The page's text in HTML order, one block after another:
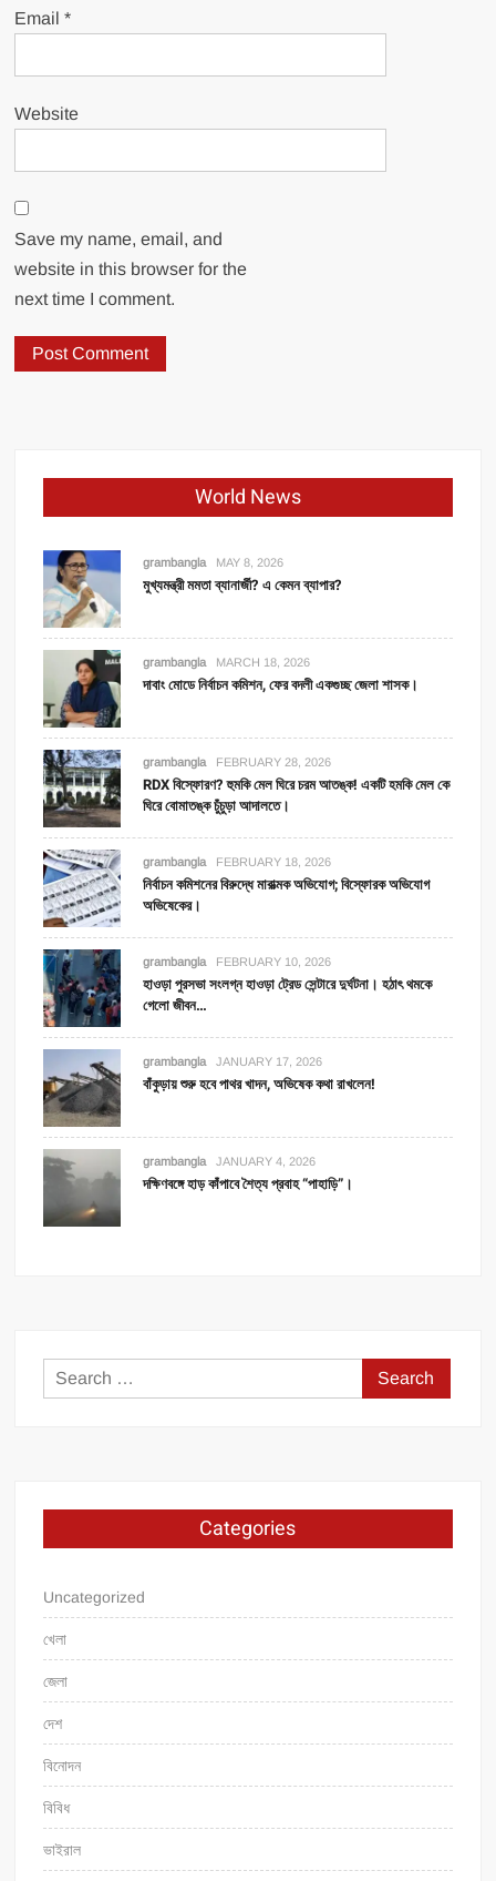
Email*
Website
Save my name, email, and
website in this browser for the
next time I comment.
World News
grambangla MAY 8, 2026
মুখ্যমন্ত্রী মমতা ব্যানার্জী? এ কেমন ব্যাপার?
grambangla MARCH 18, 2026
দাবাং মোডে নির্বাচন কমিশন, ফের বদলী একগুচ্ছ জেলা শাসক।
grambangla FEBRUARY 28, 2026
RDX বিস্ফোরণ? হুমকি মেল ঘিরে চরম আতঙ্ক! একটি হমকি মেল কে
ঘিরে বোমাতঙ্ক চুঁচুড়া আদালতে।
grambangla FEBRUARY 18, 2026
নির্বাচন কমিশনের বিরুদ্ধে মারাত্মক অভিযোগ; বিস্ফোরক অভিযোগ
অভিষেকের।
grambangla FEBRUARY 10, 2026
হাওড়া পুরসভা সংলগ্ন হাওড়া ট্রেড সেন্টারে দুর্ঘটনা। হঠাৎ থমকে
গেলো জীবন…
grambangla JANUARY 17, 2026
বাঁকুড়ায় শুরু হবে পাথর খাদন, অভিষেক কথা রাখলেন!
grambangla JANUARY 4, 2026
দক্ষিণবঙ্গে হাড় কাঁপাবে শৈত্য প্রবাহ “পাহাড়ি”।
Search
for:
Categories
Uncategorized
খেলা
জেলা
দেশ
বিনোদন
বিবিধ
ভাইরাল